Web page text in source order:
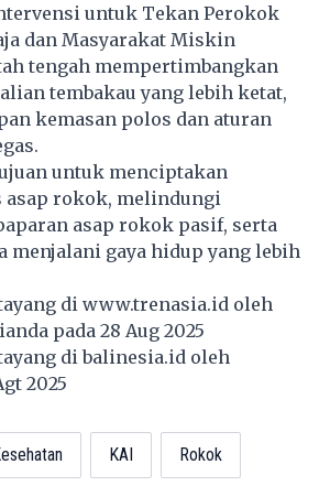
untuk Tekan Perokok
dan Masyarakat Miskin
tengah mempertimbangkan
tembakau yang lebih ketat,
kemasan polos dan aturan
untuk menciptakan
asap rokok, melindungi
asap rokok pasif, serta
menjalani gaya hidup yang lebih
di www.trenasia.id oleh
pada 28 Aug 2025
dibalinesia.id oleh
2025
KAI Rokok